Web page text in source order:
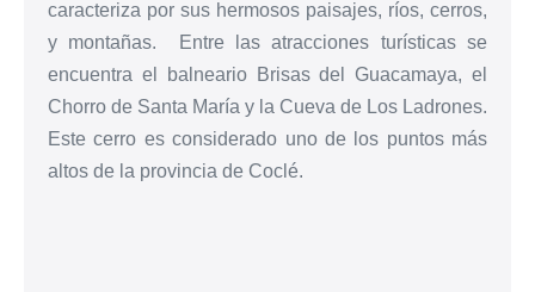
caracteriza por sus hermosos paisajes, ríos, cerros,
y montañas. Entre las atracciones turísticas se
encuentra el balneario Brisas del Guacamaya, el
Chorro de Santa María y la Cueva de Los Ladrones.
Este cerro es considerado uno de los puntos más
altos de la provincia de Coclé.